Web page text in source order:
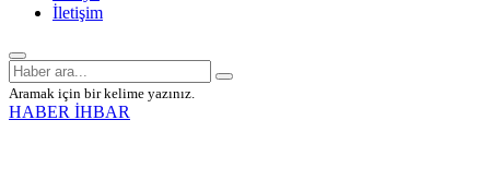
İletişim
Aramak için bir kelime yazınız.
HABER İHBAR